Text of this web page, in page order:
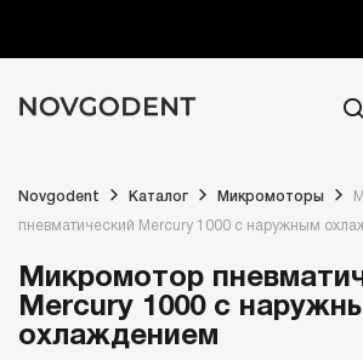
Novgodent Каталог Микромоторы
пневматический Mercury 1000 с наружным
Микромотор
Mercury 1000 с
охлаждением